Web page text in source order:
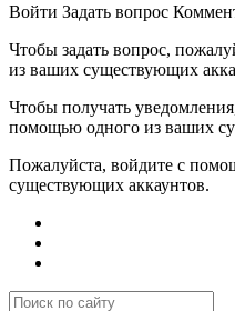
Войти Задать вопрос
Чтобы задать вопрос,
из ваших существующих
Чтобы получать
помощью одного из ваших
Пожалуйста, войдите с
существующих аккаунтов.